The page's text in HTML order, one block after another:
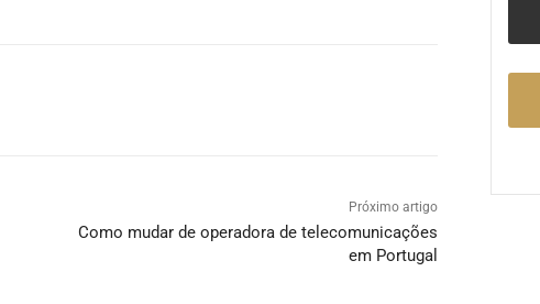
Próximo artigo
Como mudar de operadora de telecomunicações
em Portugal